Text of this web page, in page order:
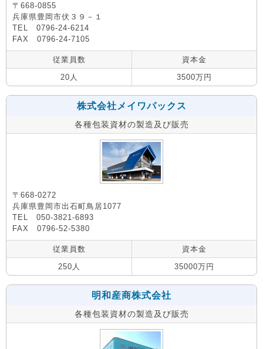
〒668-0855
兵庫県豊岡市伏３９－１
TEL 0796-24-6214
FAX 0796-24-7105
従業員数
資本金
20人
3500万円
株式会社メイワパックス
各種包装資材の製造及び販売
〒668-0272
兵庫県豊岡市出石町鳥居1077
TEL 050-3821-6893
FAX 0796-52-5380
従業員数
資本金
250人
35000万円
明和産商株式会社
各種包装資材の製造及び販売